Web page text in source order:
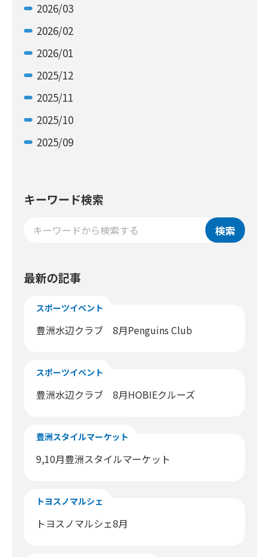
2026/03
2026/02
2026/01
2025/12
2025/11
2025/10
2025/09
キーワード検索
検索
最新の記事
スポーツイベント
豊洲水辺クラブ 8月Penguins Club
スポーツイベント
豊洲水辺クラブ 8月HOBIEクルーズ
豊洲スタイルマーケット
9,10月豊洲スタイルマーケット
トヨスノマルシェ
トヨスノマルシェ8月